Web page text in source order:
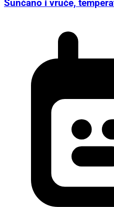
Sunčano i vruće,